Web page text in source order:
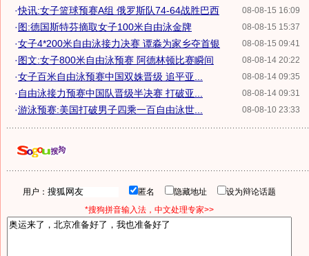
08-08-15 16:09
·快讯:女子篮球预赛A组 俄罗斯队74-64战胜巴西
08-08-15 15:37
·图:德国斯特芬摘取女子100米自由泳金牌
08-08-15 09:41
·女子4*200米自由泳接力决赛 谭淼为家乡夺首银
08-08-14 20:22
·图文:女子800米自由泳预赛 阿德林顿比赛瞬间
08-08-14 09:35
·女子百米自由泳预赛中国双姝晋级 追平亚...
08-08-14 09:31
· 自由泳接力预赛中国队晋级半决赛 打破亚...
08-08-10 23:33
·游泳预赛:美国打破男子四乘一百自由泳世...
用户： 匿名 隐藏地址
设为辩论话题
*搜狗拼音输入法，中文处理专家>>